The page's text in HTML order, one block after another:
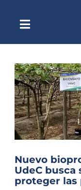
contenidoToggle
Navigation
Nuevo
UdeC busca
proteger las